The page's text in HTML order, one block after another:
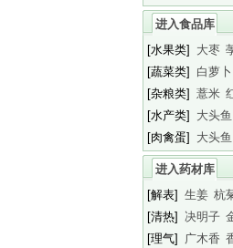
进入食品库
[水果类]
大枣
[蔬菜类]
白萝卜
[杂粮类] 薏米
[水产类]
大头鱼
[肉禽蛋]
大头鱼
进入药材库
[解表] 生姜 杭
[清热] 决明子
[理气]
广木香